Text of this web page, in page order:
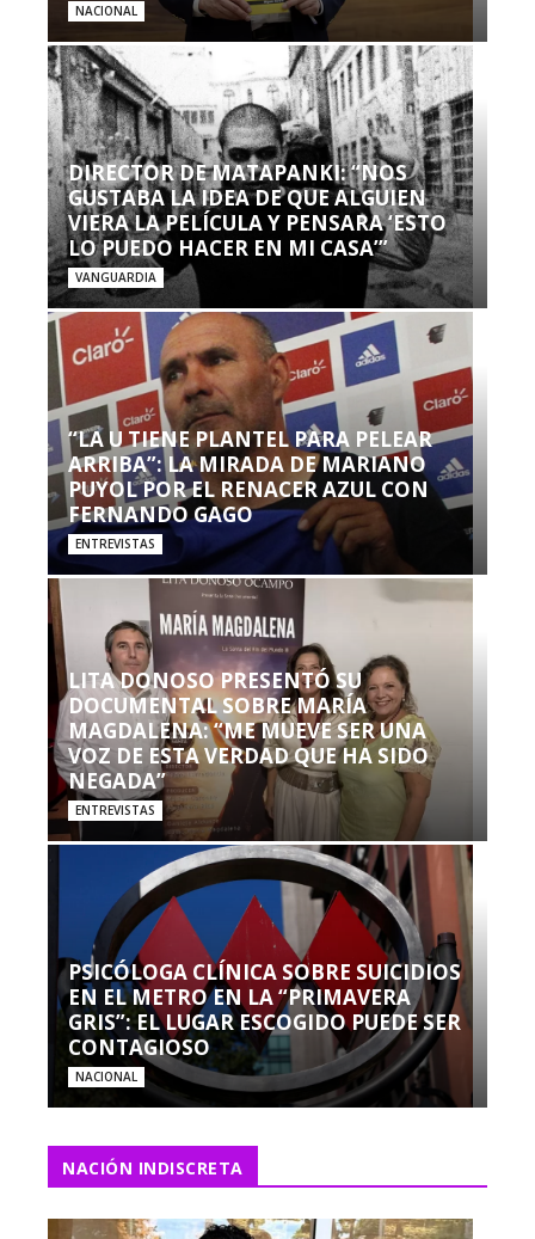
NACIONAL
DIRECTOR DE MATAPANKI: “NOS
GUSTABA LA IDEA DE QUE ALGUIEN
VIERA LA PELÍCULA Y PENSARA ‘ESTO
LO PUEDO HACER EN MI CASA’”
VANGUARDIA
“LA U TIENE PLANTEL PARA PELEAR
ARRIBA”: LA MIRADA DE MARIANO
PUYOL POR EL RENACER AZUL CON
FERNANDO GAGO
ENTREVISTAS
LITA DONOSO PRESENTÓ SU
DOCUMENTAL SOBRE MARÍA
MAGDALENA: “ME MUEVE SER UNA
VOZ DE ESTA VERDAD QUE HA SIDO
NEGADA”
ENTREVISTAS
PSICÓLOGA CLÍNICA SOBRE SUICIDIOS
EN EL METRO EN LA “PRIMAVERA
GRIS”: EL LUGAR ESCOGIDO PUEDE SER
CONTAGIOSO
NACIONAL
NACIÓN INDISCRETA